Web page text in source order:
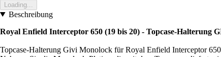
Loading...
Beschreibung
Royal Enfield Interceptor 650 (19 bis 20) - Topcase-Halterung
Topcase-Halterung Givi Monolock für Royal Enfield Interceptor